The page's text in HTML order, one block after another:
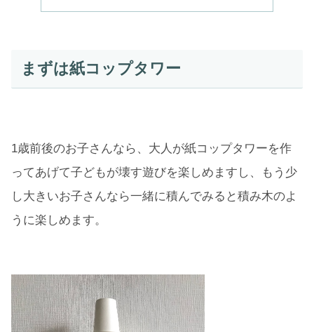
まずは紙コップタワー
1歳前後のお子さんなら、大人が紙コップタワーを作
ってあげて子どもが壊す遊びを楽しめますし、もう少
し大きいお子さんなら一緒に積んでみると積み木のよ
うに楽しめます。